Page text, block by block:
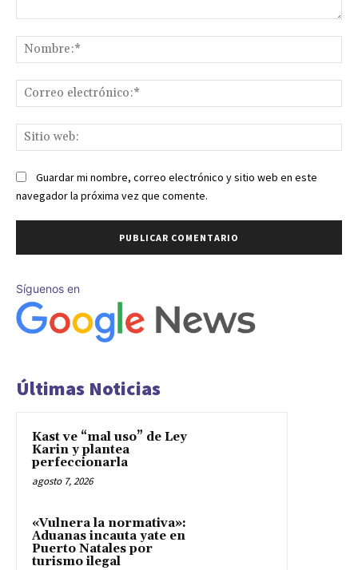
Guardar mi nombre, correo electrónico y sitio web en este
navegador la próxima vez que comente.
Síguenos en
Últimas Noticias
Kast ve “mal uso” de Ley
Karin y plantea
perfeccionarla
agosto 7, 2026
«Vulnera la normativa»:
Aduanas incauta yate en
Puerto Natales por
turismo ilegal